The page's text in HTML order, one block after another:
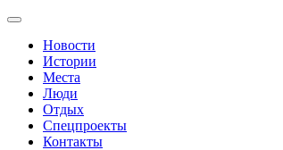
Новости
Истории
Места
Люди
Отдых
Спецпроекты
Контакты